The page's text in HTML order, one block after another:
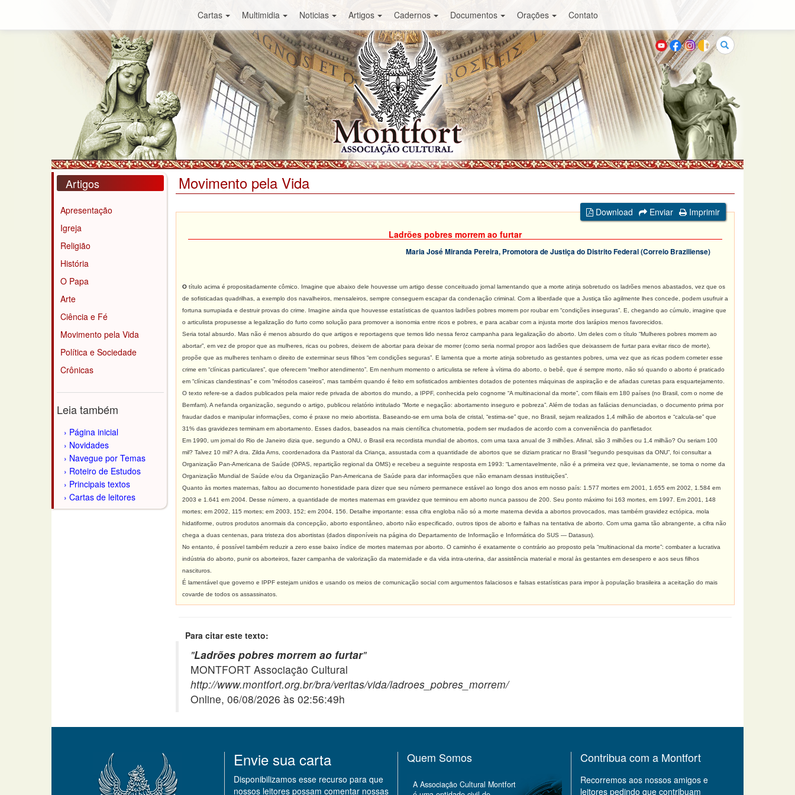
Cartas Multimidia Noticias Artigos Cadernos Documentos Orações Contato
Buscar
Artigos
Apresentação
Igreja
Religião
História
O Papa
Arte
Ciência e Fé
Movimento pela Vida
Política e Sociedade
Crônicas
Leia também
Página inicial
Novidades
Navegue por Temas
Roteiro de Estudos
Principais textos
Cartas de leitores
Movimento pela Vida
Download Enviar
Imprimir
Ladrões pobres morrem ao furtar
Maria José Miranda Pereira, Promotora de Justiça do Distrito Federal (Correio Braziliense)
O título acima é propositadamente cômico. Imagine que abaixo dele houvesse um artigo desse conceituado jornal lamentando que a morte atinja sobretudo os ladrões menos abastados, vez que os
de sofisticadas quadrilhas, a exemplo dos navalheiros, mensaleiros, sempre conseguem escapar da condenação criminal. Com a liberdade que a Justiça tão agilmente lhes concede, podem usufruir a
fortuna surrupiada e destruir provas do crime. Imagine ainda que houvesse estatísticas de quantos ladrões pobres morrem por roubar em “condições inseguras”. E, chegando ao cúmulo, imagine que
o articulista propusesse a legalização do furto como solução para promover a isonomia entre ricos e pobres, e para acabar com a injusta morte dos larápios menos favorecidos.
Seria total absurdo. Mas não é menos absurdo do que artigos e reportagens que temos lido nessa feroz campanha para legalização do aborto. Um deles com o título “Mulheres pobres morrem ao
abortar”, em vez de propor que as mulheres, ricas ou pobres, deixem de abortar para deixar de morrer (como seria normal propor aos ladrões que deixassem de furtar para evitar risco de morte),
propõe que as mulheres tenham o direito de exterminar seus filhos “em condições seguras”. E lamenta que a morte atinja sobretudo as gestantes pobres, uma vez que as ricas podem cometer esse
crime em “clínicas particulares”, que oferecem “melhor atendimento”. Em nenhum momento o articulista se refere à vítima do aborto, o bebê, que é sempre morto, não só quando o aborto é praticado
em “clínicas clandestinas” e com “métodos caseiros”, mas também quando é feito em sofisticados ambientes dotados de potentes máquinas de aspiração e de afiadas curetas para esquartejamento.
O texto refere-se a dados publicados pela maior rede privada de abortos do mundo, a IPPF, conhecida pelo cognome “A multinacional da morte”, com filiais em 180 países (no Brasil, com o nome de
Bemfam). A nefanda organização, segundo o artigo, publicou relatório intitulado “Morte e negação: abortamento inseguro e pobreza”. Além de todas as falácias denunciadas, o documento prima por
fraudar dados e manipular informações, como é praxe no meio abortista. Baseando-se em uma bola de cristal, “estima-se” que, no Brasil, sejam realizados 1,4 milhão de abortos e “calcula-se” que
31% das gravidezes terminam em abortamento. Esses dados, baseados na mais científica chutometria, podem ser mudados de acordo com a conveniência do panfletador.
Em 1990, um jornal do Rio de Janeiro dizia que, segundo a ONU, o Brasil era recordista mundial de abortos, com uma taxa anual de 3 milhões. Afinal, são 3 milhões ou 1,4 milhão? Ou seriam 100
mil? Talvez 10 mil? A dra. Zilda Arns, coordenadora da Pastoral da Criança, assustada com a quantidade de abortos que se diziam praticar no Brasil “segundo pesquisas da ONU”, foi consultar a
Organização Pan-Americana de Saúde (OPAS, repartição regional da OMS) e recebeu a seguinte resposta em 1993: “Lamentavelmente, não é a primeira vez que, levianamente, se toma o nome da
Organização Mundial de Saúde e/ou da Organização Pan-Americana de Saúde para dar informações que não emanam dessas instituições”.
Quanto às mortes maternas, faltou ao documento honestidade para dizer que seu número permanece estável ao longo dos anos em nosso país: 1.577 mortes em 2001, 1.655 em 2002, 1.584 em
2003 e 1.641 em 2004. Desse número, a quantidade de mortes maternas em gravidez que terminou em aborto nunca passou de 200. Seu ponto máximo foi 163 mortes, em 1997. Em 2001, 148
mortes; em 2002, 115 mortes; em 2003, 152; em 2004, 156. Detalhe importante: essa cifra engloba não só a morte materna devida a abortos provocados, mas também gravidez ectópica, mola
hidatiforme, outros produtos anormais da concepção, aborto espontâneo, aborto não especificado, outros tipos de aborto e falhas na tentativa de aborto. Com uma gama tão abrangente, a cifra não
chega a duas centenas, para tristeza dos abortistas (dados disponíveis na página do Departamento de Informação e Informática do SUS — Datasus).
No entanto, é possível também reduzir a zero esse baixo índice de mortes maternas por aborto. O caminho é exatamente o contrário ao proposto pela “multinacional da morte”: combater a lucrativa
indústria do aborto, punir os aborteiros, fazer campanha de valorização da maternidade e da vida intra-uterina, dar assistência material e moral às gestantes em desespero e aos seus filhos
nascituros.
É lamentável que governo e IPPF estejam unidos e usando os meios de comunicação social com argumentos falaciosos e falsas estatísticas para impor à população brasileira a aceitação do mais
covarde de todos os assassinatos.
Para citar este texto:
"Ladrões pobres morrem ao furtar"
MONTFORT Associação Cultural
http://www.montfort.org.br/bra/veritas/vida/ladroes_pobres_morrem/
Online, 06/08/2026 às 02:56:49h
Envie sua carta
Disponibilizamos esse recurso para que
nossos leitores possam comentar nossas
Quem Somos
A Associação Cultural Montfort
Contribua com a Montfort
Recorremos aos nossos amigos e
leitores pedindo que contribuam